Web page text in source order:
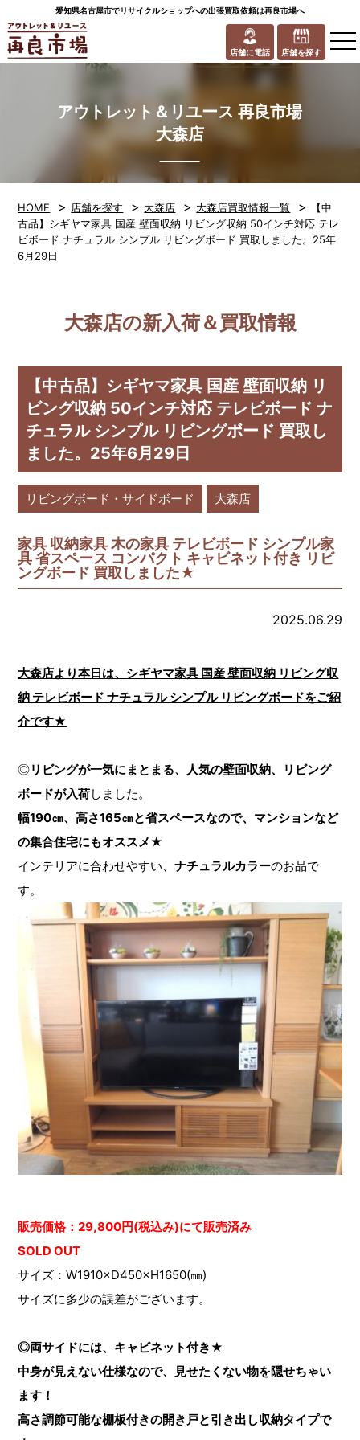
愛知県名古屋市でリサイクルショップへの出張買取依頼は再良市場へ
店舗に電話 店舗を探す
アウトレット＆リユース 再良市場
大森店
HOME > 店舗を探す > 大森店 > 大森店買取情報一覧 >
【中
古品】シギヤマ家具 国産 壁面収納 リビング収納 50インチ対応 テレ
ビボード ナチュラル シンプル リビングボード 買取しました。25年
6月29日
大森店の新入荷＆買取情報
【中古品】シギヤマ家具 国産 壁面収納 リ
ビング収納 50インチ対応 テレビボード ナ
チュラル シンプル リビングボード 買取し
ました。25年6月29日
リビングボード・サイドボード 大森店
家具 収納家具 木の家具 テレビボード シンプル家
具 省スペース コンパクト キャビネット付き リビ
ングボード 買取しました★
2025.06.29
大森店より本日は、シギヤマ家具 国産 壁面収納 リビング収
納 テレビボード ナチュラル シンプル リビングボードをご紹
介です★
◎リビングが一気にまとまる、人気の壁面収納、リビング
ボードが入荷しました。
幅190㎝、高さ165㎝と省スペースなので、マンションなど
の集合住宅にもオススメ★
インテリアに合わせやすい、ナチュラルカラーのお品で
す。
販売価格：29,800円(税込み)にて販売済み
SOLD OUT
サイズ：W1910×D450×H1650(㎜)
サイズに多少の誤差がございます。
◎両サイドには、キャビネット付き★
中身が見えない仕様なので、見せたくない物を隠せちゃい
ます！
高さ調節可能な棚板付きの開き戸と引き出し収納タイプで